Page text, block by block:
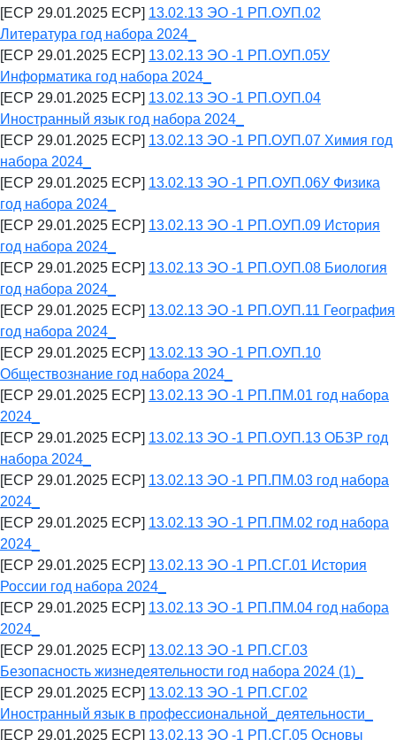
[ECP 29.01.2025 ECP] 13.02.13 ЭО -1 РП.ОУП.02
Литература год набора 2024_
[ECP 29.01.2025 ECP] 13.02.13 ЭО -1 РП.ОУП.05У
Информатика год набора 2024_
[ECP 29.01.2025 ECP] 13.02.13 ЭО -1 РП.ОУП.04
Иностранный язык год набора 2024_
[ECP 29.01.2025 ECP] 13.02.13 ЭО -1 РП.ОУП.07 Химия год
набора 2024_
[ECP 29.01.2025 ECP] 13.02.13 ЭО -1 РП.ОУП.06У Физика
год набора 2024_
[ECP 29.01.2025 ECP] 13.02.13 ЭО -1 РП.ОУП.09 История
год набора 2024_
[ECP 29.01.2025 ECP] 13.02.13 ЭО -1 РП.ОУП.08 Биология
год набора 2024_
[ECP 29.01.2025 ECP] 13.02.13 ЭО -1 РП.ОУП.11 География
год набора 2024_
[ECP 29.01.2025 ECP] 13.02.13 ЭО -1 РП.ОУП.10
Обществознание год набора 2024_
[ECP 29.01.2025 ECP] 13.02.13 ЭО -1 РП.ПМ.01 год набора
2024_
[ECP 29.01.2025 ECP] 13.02.13 ЭО -1 РП.ОУП.13 ОБЗР год
набора 2024_
[ECP 29.01.2025 ECP] 13.02.13 ЭО -1 РП.ПМ.03 год набора
2024_
[ECP 29.01.2025 ECP] 13.02.13 ЭО -1 РП.ПМ.02 год набора
2024_
[ECP 29.01.2025 ECP] 13.02.13 ЭО -1 РП.СГ.01 История
России год набора 2024_
[ECP 29.01.2025 ECP] 13.02.13 ЭО -1 РП.ПМ.04 год набора
2024_
[ECP 29.01.2025 ECP] 13.02.13 ЭО -1 РП.СГ.03
Безопасность жизнедеятельности год набора 2024 (1)_
[ECP 29.01.2025 ECP] 13.02.13 ЭО -1 РП.СГ.02
Иностранный язык в профессиональной_деятельности_
[ECP 29.01.2025 ECP] 13.02.13 ЭО -1 РП.СГ.05 Основы